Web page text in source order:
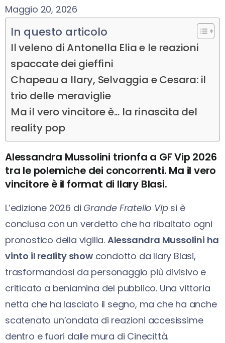
Maggio 20, 2026
In questo articolo
Il veleno di Antonella Elia e le reazioni
spaccate dei gieffini
Chapeau a Ilary, Selvaggia e Cesara: il
trio delle meraviglie
Ma il vero vincitore è... la rinascita del
reality pop
Alessandra Mussolini trionfa a GF Vip 2026
tra le polemiche dei concorrenti. Ma il vero
vincitore è il format di Ilary Blasi.
L’edizione 2026 di Grande Fratello Vipsi è
conclusa con un verdetto che ha ribaltato ogni
pronostico della vigilia. Alessandra Mussolini ha
vinto il reality showcondotto da Ilary Blasi,
trasformandosi da personaggio più divisivo e
criticato a beniamina del pubblico. Una vittoria
netta che ha lasciato il segno, ma che ha anche
scatenato un’ondata di reazioni accesissime
dentro e fuori dalle mura di Cinecittà.